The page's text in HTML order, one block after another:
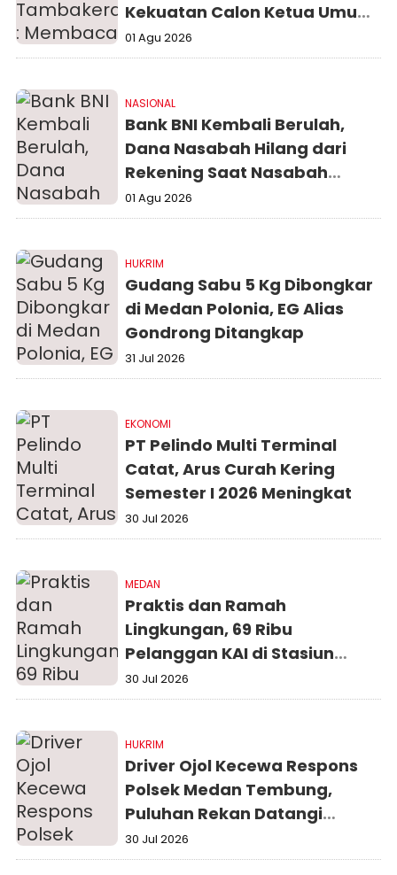
Kekuatan Calon Ketua Umum
PBNU
01 Agu 2026
NASIONAL
Bank BNI Kembali Berulah,
Dana Nasabah Hilang dari
Rekening Saat Nasabah
Sedang Beribadah.
01 Agu 2026
HUKRIM
Gudang Sabu 5 Kg Dibongkar
di Medan Polonia, EG Alias
Gondrong Ditangkap
31 Jul 2026
EKONOMI
PT Pelindo Multi Terminal
Catat, Arus Curah Kering
Semester I 2026 Meningkat
30 Jul 2026
MEDAN
Praktis dan Ramah
Lingkungan, 69 Ribu
Pelanggan KAI di Stasiun
Medan Manfaatkan Face
Recognition Selama
30 Jul 2026
HUKRIM
Driver Ojol Kecewa Respons
Polsek Medan Tembung,
Puluhan Rekan Datangi
Polrestabes Medan
30 Jul 2026